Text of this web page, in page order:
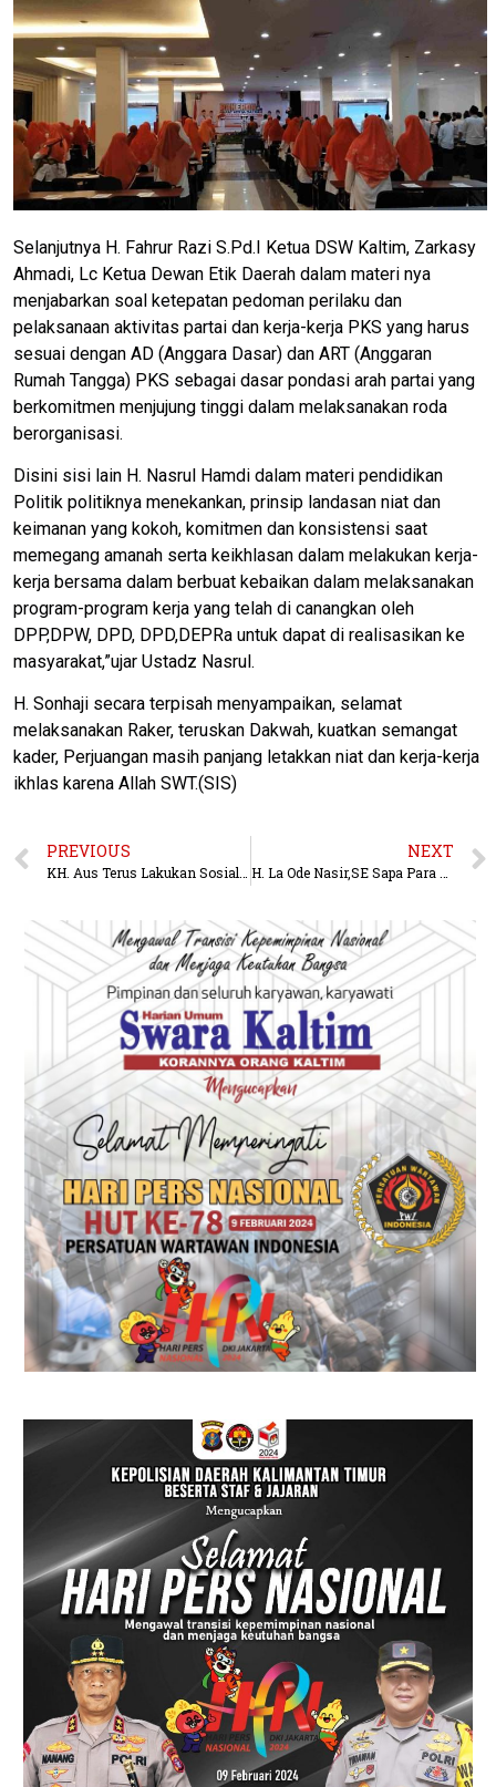
Selanjutnya H. Fahrur Razi S.Pd.I Ketua DSW Kaltim, Zarkasy
Ahmadi, Lc Ketua Dewan Etik Daerah dalam materi nya
menjabarkan soal ketepatan pedoman perilaku dan
pelaksanaan aktivitas partai dan kerja-kerja PKS yang harus
sesuai dengan AD (Anggara Dasar) dan ART (Anggaran
Rumah Tangga) PKS sebagai dasar pondasi arah partai yang
berkomitmen menjujung tinggi dalam melaksanakan roda
berorganisasi.
Disini sisi lain H. Nasrul Hamdi dalam materi pendidikan
Politik politiknya menekankan, prinsip landasan niat dan
keimanan yang kokoh, komitmen dan konsistensi saat
memegang amanah serta keikhlasan dalam melakukan kerja-
kerja bersama dalam berbuat kebaikan dalam melaksanakan
program-program kerja yang telah di canangkan oleh
DPP,DPW, DPD, DPD,DEPRa untuk dapat di realisasikan ke
masyarakat,”ujar Ustadz Nasrul.
H. Sonhaji secara terpisah menyampaikan, selamat
melaksanakan Raker, teruskan Dakwah, kuatkan semangat
kader, Perjuangan masih panjang letakkan niat dan kerja-kerja
ikhlas karena Allah SWT.(SIS)
PREVIOUS NEXT